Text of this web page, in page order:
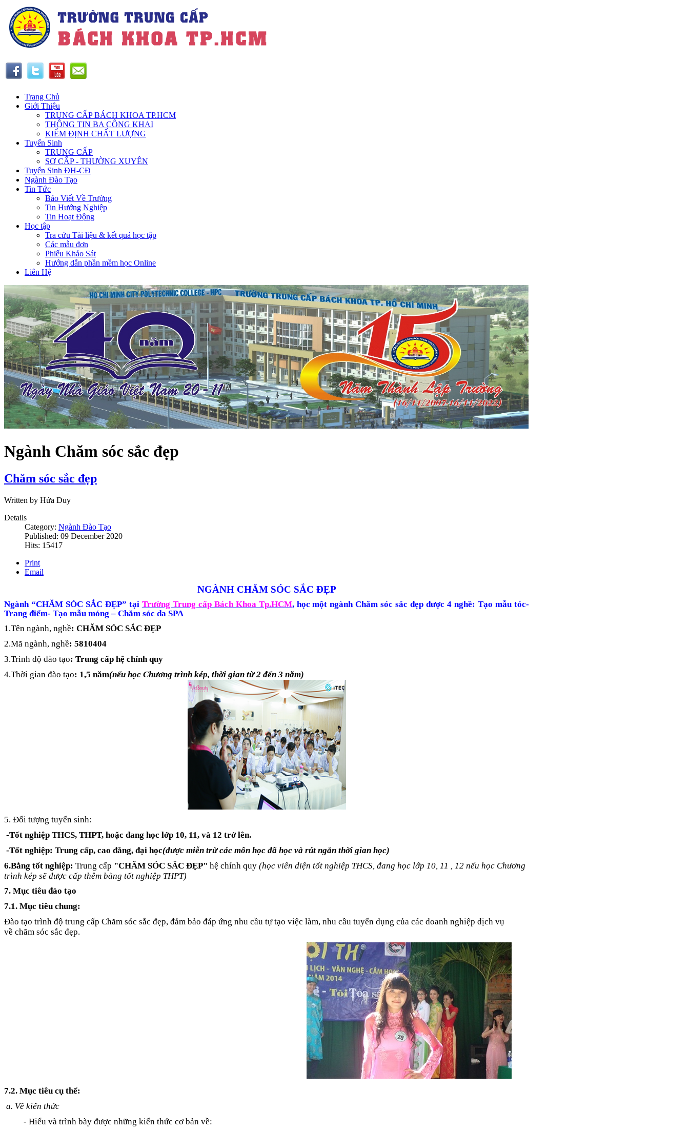
Trang Chủ
Giới Thiệu
TRUNG CẤP BÁCH KHOA TP.HCM
THÔNG TIN BA CÔNG KHAI
KIỂM ĐỊNH CHẤT LƯỢNG
Tuyển Sinh
TRUNG CẤP
SƠ CẤP - THƯỜNG XUYÊN
Tuyển Sinh ĐH-CĐ
Ngành Đào Tạo
Tin Tức
Báo Viết Về Trường
Tin Hướng Nghiệp
Tin Hoạt Động
Học tập
Tra cứu Tài liệu & kết quả học tập
Các mẫu đơn
Phiếu Khảo Sát
Hướng dẫn phần mềm học Online
Liên Hệ
Ngành Chăm sóc sắc đẹp
Chăm sóc sắc đẹp
Written by Hứa Duy
Details
Category: Ngành Đào Tạo
Published: 09 December 2020
Hits: 15417
Print
Email
NGÀNH CHĂM SÓC SẮC ĐẸP
Ngành “CHĂM SÓC SẮC ĐẸP” tại Trường Trung cấp Bách Khoa Tp.HCM, học một ngành Chăm sóc sắc đẹp được 4 nghề: Tạo mẫu tóc-
Trang điểm- Tạo mẫu móng – Chăm sóc da SPA
1.Tên ngành, nghề: CHĂM SÓC SẮC ĐẸP
2.Mã ngành, nghề: 5810404
3.Trình độ đào tạo: Trung cấp hệ chính quy
4.Thời gian đào tạo: 1,5 năm(nếu học Chương trình kép, thời gian từ 2 đến 3 năm)
5. Đối tượng tuyển sinh:
-Tốt nghiệp THCS, THPT, hoặc đang học lớp 10, 11, và 12 trở lên.
-Tốt nghiệp: Trung cấp, cao đẳng, đại học(được miễn trừ các môn học đã học và rút ngắn thời gian học)
6.Bằng tốt nghiệp: Trung cấp "CHĂM SÓC SẮC ĐẸP" hệ chính quy (học viên diện tốt nghiệp THCS, đang học lớp 10, 11 , 12 nếu học Chương
trình kép sẽ được cấp thêm bằng tốt nghiệp THPT)
7. Mục tiêu đào tạo
7.1. Mục tiêu chung:
Đào tạo trình độ trung cấp Chăm sóc sắc đẹp, đảm bảo đáp ứng nhu cầu tự tạo việc làm, nhu cầu tuyển dụng của các doanh nghiệp dịch vụ
về chăm sóc sắc đẹp.
7.2. Mục tiêu cụ thể:
a. Về kiến thức
- Hiểu và trình bày được những kiến thức cơ bản về: